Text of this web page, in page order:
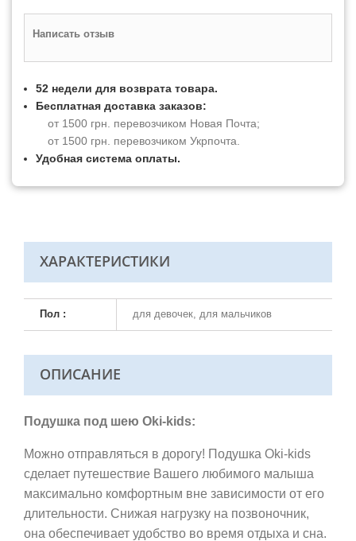
Написать отзыв
52 недели для возврата товара.
Бесплатная доставка заказов:
от 1500 грн. перевозчиком Новая Почта;
от 1500 грн. перевозчиком Укрпочта.
Удобная система оплаты.
ХАРАКТЕРИСТИКИ
Пол : для девочек, для мальчиков
ОПИСАНИЕ
Подушка под шею Oki-kids:
Можно отправляться в дорогу! Подушка Oki-kids
сделает путешествие Вашего любимого малыша
максимально комфортным вне зависимости от его
длительности. Снижая нагрузку на позвоночник,
она обеспечивает удобство во время отдыха и сна.